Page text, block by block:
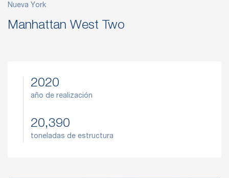
Nueva York
Manhattan West Two
2020
año de realización
20,390
toneladas de estructura